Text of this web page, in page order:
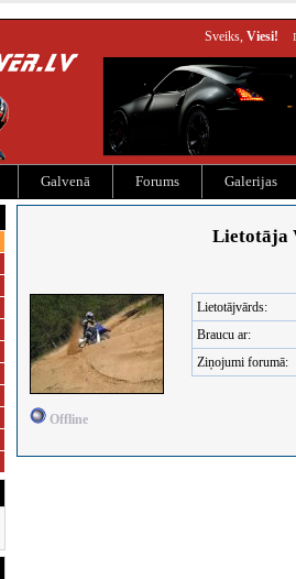
Sveiks, Viesi!
Galvenā Forums Galerijas
Lietotāja
Offline
Lietotājvārds:
Braucu ar:
Ziņojumi forumā: